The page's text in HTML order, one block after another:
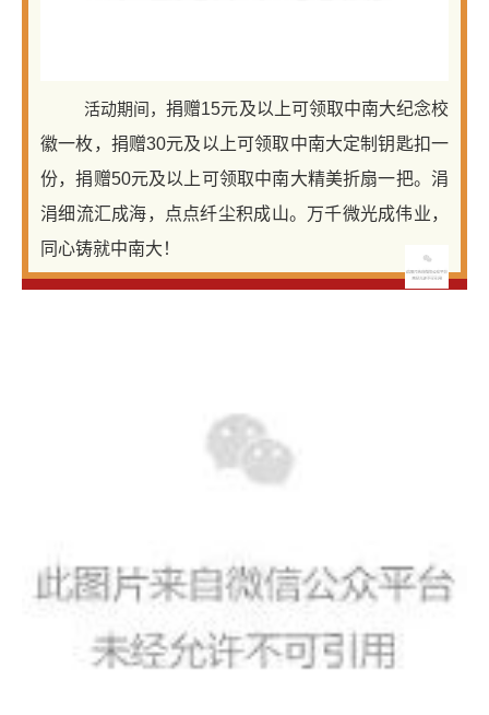
活动期间，捐赠15元及以上可领取中南大纪念校
徽一枚，捐赠30元及以上可领取中南大定制钥匙扣一
份，捐赠50元及以上可领取中南大精美折扇一把。涓
涓细流汇成海，点点纤尘积成山。万千微光成伟业，
同心铸就中南大！